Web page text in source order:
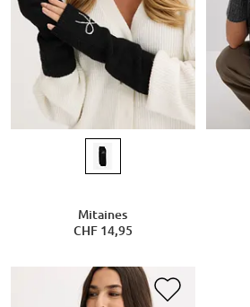
Mitaines
CHF 14,95